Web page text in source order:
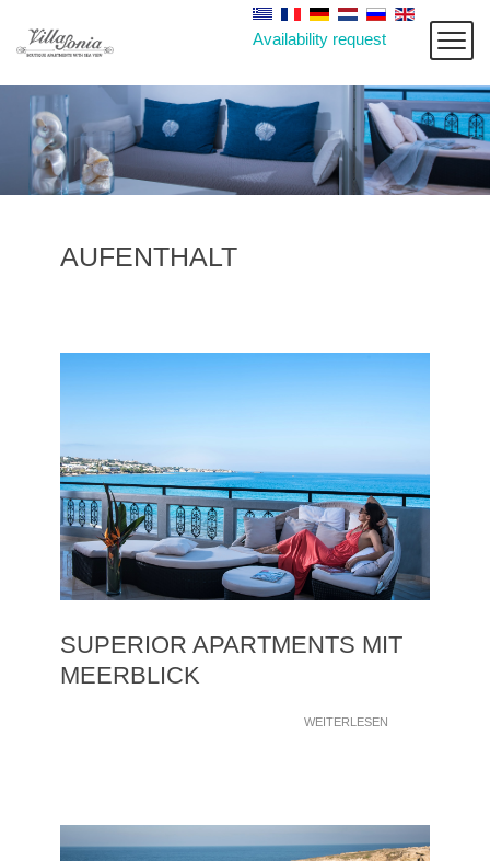
Availability request
AUFENTHALT
SUPERIOR APARTMENTS MIT
MEERBLICK
WEITERLESEN